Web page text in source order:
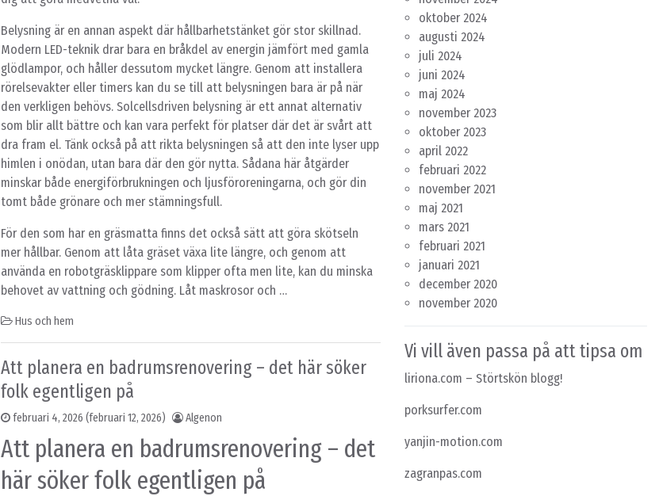
Belysning är en annan aspekt där hållbarhetstänket gör stor skillnad.
Modern LED-teknik drar bara en bråkdel av energin jämfört med gamla
glödlampor, och håller dessutom mycket längre. Genom att installera
rörelsevakter eller timers kan du se till att belysningen bara är på när
den verkligen behövs. Solcellsdriven belysning är ett annat alternativ
som blir allt bättre och kan vara perfekt för platser där det är svårt att
dra fram el. Tänk också på att rikta belysningen så att den inte lyser upp
himlen i onödan, utan bara där den gör nytta. Sådana här åtgärder
minskar både energiförbrukningen och ljusföroreningarna, och gör din
tomt både grönare och mer stämningsfull.
För den som har en gräsmatta finns det också sätt att göra skötseln
mer hållbar. Genom att låta gräset växa lite längre, och genom att
använda en robotgräsklippare som klipper ofta men lite, kan du minska
behovet av vattning och gödning. Låt maskrosor och …
Hus och hem
Att planera en badrumsrenovering – det här söker
folk egentligen på
februari 4, 2026 (februari 12, 2026) Algenon
Att planera en badrumsrenovering – det
här söker folk egentligen på
oktober 2024
augusti 2024
juli 2024
juni 2024
maj 2024
november 2023
oktober 2023
april 2022
februari 2022
november 2021
maj 2021
mars 2021
februari 2021
januari 2021
december 2020
november 2020
Vi vill även passa på att tipsa om
liriona.com – Störtskön blogg!
porksurfer.com
yanjin-motion.com
zagranpas.com